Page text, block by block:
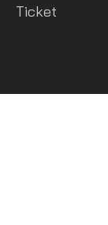
Ticket